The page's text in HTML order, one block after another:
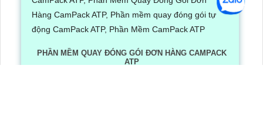
PHẦN MỀM QUAY ĐÓNG GÓI ĐƠN HÀNG CAMPACK
ATP